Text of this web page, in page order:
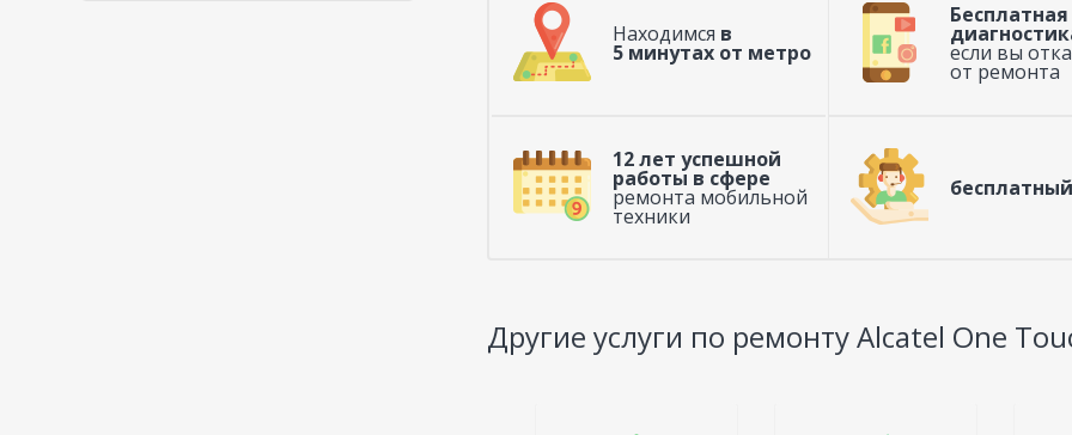
Находимся в
5 минутах от метро
Бесплатная
если вы
от ремонта
12 лет успешной
работы в сфере
ремонта мобильной
техники
Другие услуги по ремонту Alcatel One